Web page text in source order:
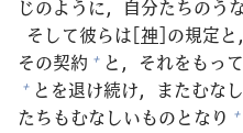
じのように， 自分たちのう
そして彼らは[神]の規定と，
その契約 + と，それをもって
+ とを退け続け，またむな
たちもむなしいものとなり +